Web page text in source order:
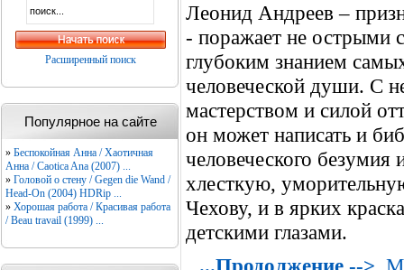
Расширенный поиск
Популярное на сайте
» Беспокойная Анна / Хаотичная
Анна / Caotica Ana (2007) ...
» Головой о стену / Gegen die Wand /
Head-On (2004) HDRip ...
» Хорошая работа / Красивая работа
/ Beau travail (1999) ...
Леонид Андреев –
- поражает не острыми
глубоким знанием
человеческой души. С
мастерством и силой
он может написать и
человеческого безумия
хлесткую,
Чехову, и в ярких
детскими глазами.